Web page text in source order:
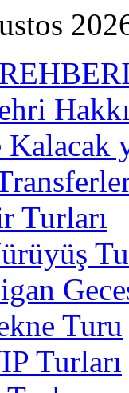
Kalacak
Turları
Turu
Turları